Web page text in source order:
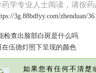
学专业人士阅读，请按
3g.88bdfyy.com/zhenduan/
检查出脸部白斑是什么吗
在伍德灯照下呈现的颜色
如果您有任何不清楚